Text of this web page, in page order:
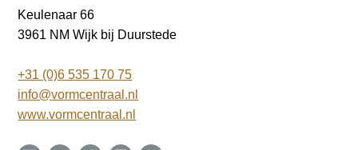
Keulenaar 66
3961 NM Wijk bij Duurstede
+31 (0)6 535 170 75
info@vormcentraal.nl
www.vormcentraal.nl